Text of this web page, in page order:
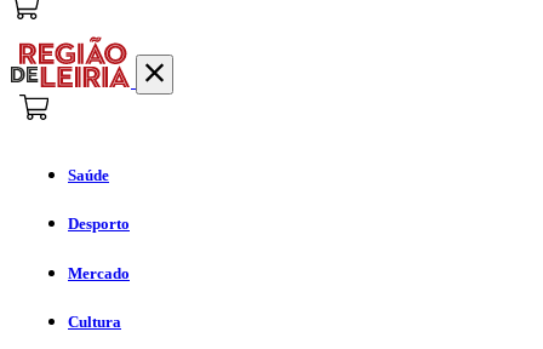
Saúde
Desporto
Mercado
Cultura